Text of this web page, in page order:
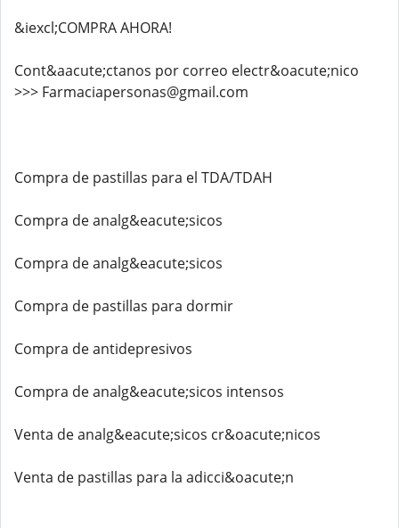
&iexcl;COMPRA AHORA!
Cont&aacute;ctanos por correo electr&oacute;nico
>>> Farmaciapersonas@gmail.com
Compra de pastillas para el TDA/TDAH
Compra de analg&eacute;sicos
Compra de analg&eacute;sicos
Compra de pastillas para dormir
Compra de antidepresivos
Compra de analg&eacute;sicos intensos
Venta de analg&eacute;sicos cr&oacute;nicos
Venta de pastillas para la adicci&oacute;n